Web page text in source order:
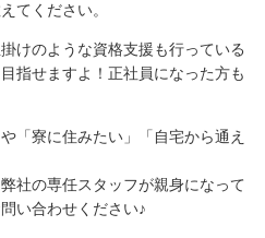
てください。
けのような資格支援も行っている
指せますよ！正社員になった方も
「寮に住みたい」「自宅から通え
社の専任スタッフが親身になって
い合わせください♪